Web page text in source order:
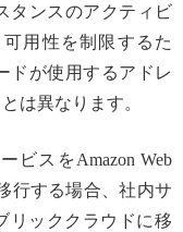
タンスのアクティビ
用性を制限するた
ドが使用するアドレ
は異なります。
ビスをAmazon Web
行する場合、社内サ
リッククラウドに移